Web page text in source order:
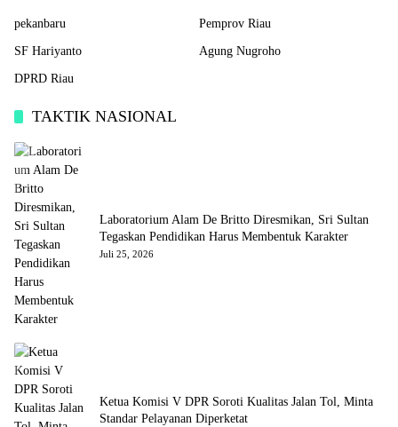
pekanbaru Pemprov Riau
SF Hariyanto Agung Nugroho
DPRD Riau
TAKTIK NASIONAL
Laboratorium Alam De Britto Diresmikan, Sri Sultan
Tegaskan Pendidikan Harus Membentuk Karakter
Juli 25, 2026
Ketua Komisi V DPR Soroti Kualitas Jalan Tol, Minta
Standar Pelayanan Diperketat